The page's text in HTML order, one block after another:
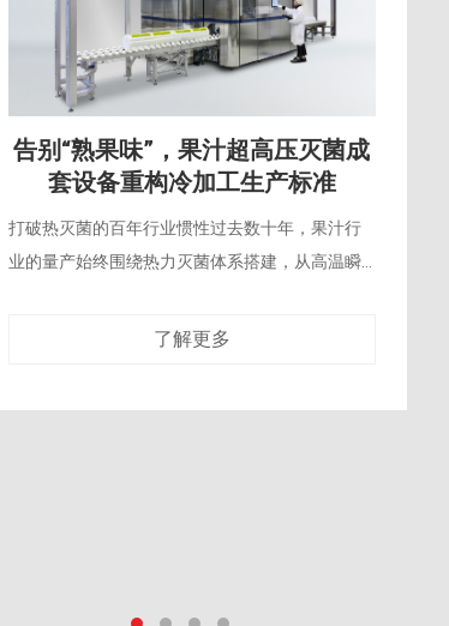
品质新高度，苹果汁超高压灭菌助
苹果深加工的转化瓶颈我国是苹果种植大国，每